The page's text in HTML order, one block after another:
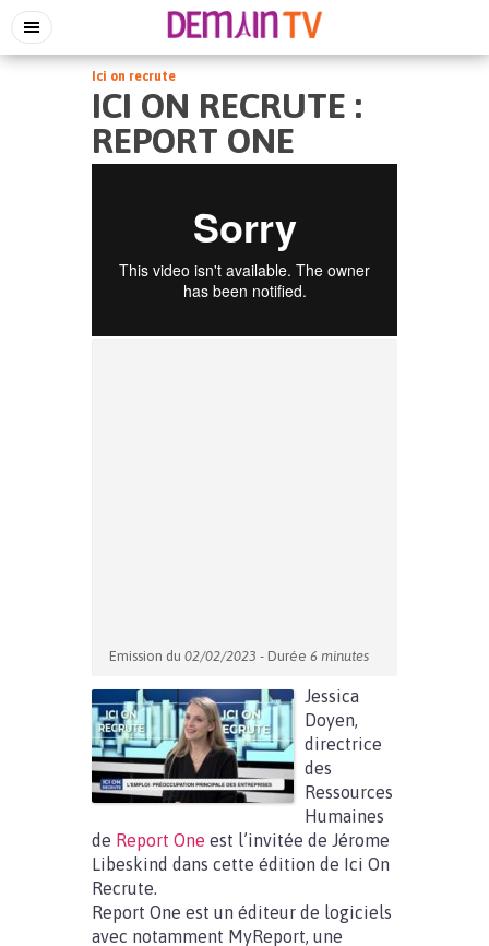
Ici on recrute
ICI ON RECRUTE :
REPORT ONE
Emission du 02/02/2023 - Durée 6 minutes
Jessica
Doyen,
directrice
des
Ressources
Humaines
de Report One est l’invitée de Jérome
Libeskind dans cette édition de Ici On
Recrute.
Report One est un éditeur de logiciels
avec notamment MyReport, une